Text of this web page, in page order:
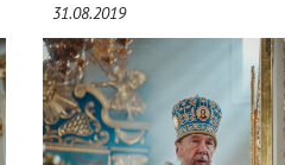
31.08.2019